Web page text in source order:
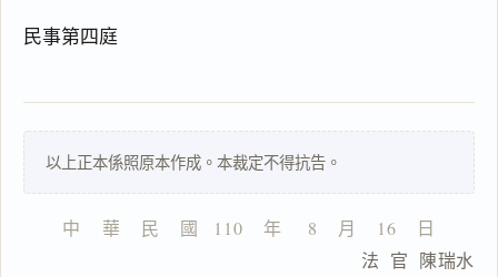
民事第四庭
以上正本係照原本作成。本裁定不得抗告。
中    華    民    國   110    年     8    月    16    日
                              法  官  陳瑞水
鍵
全